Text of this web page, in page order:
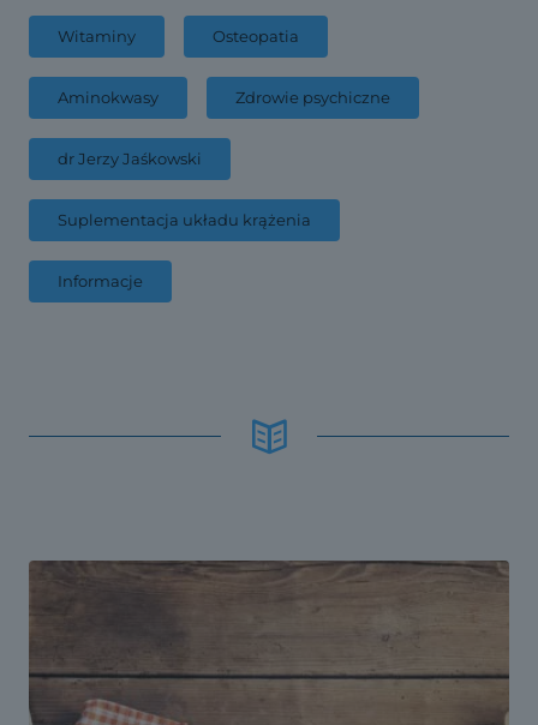
Witaminy Osteopatia
Aminokwasy Zdrowie psychiczne
dr Jerzy Jaśkowski
Suplementacja układu krążenia
Informacje